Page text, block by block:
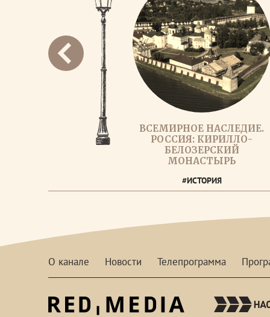
ВСЕМИРНОЕ НАСЛЕДИЕ.
РОССИЯ: КИРИЛЛО-
БЕЛОЗЕРСКИЙ
МОНАСТЫРЬ
#ИСТОРИЯ
О канале Новости Телепрограмма